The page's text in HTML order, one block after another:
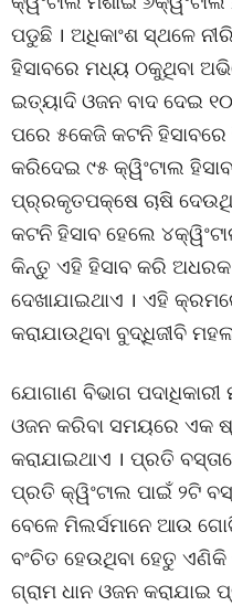
ପଡୁଛି । ଅଧିକାଂଶ ସ୍ଥଳେ
ହିସାବରେ ମଧ୍ୟ ଠକୁଥିବା
ଇତ୍ୟାଦି ଓଜନ ବାଦ ଦେଇ
ପରେ ୫କେଜି କଟନି
କରିଦେଇ ୯୫ କ୍ୱିଂଟାଲ
ପ୍ର୍ରକୃତପକ୍ଷେ ଚାଷି
କଟନି ହିସାବ ହେଲେ
କିନ୍ତୁ ଏହି ହିସାବ କରି
ଦେଖାଯାଇଥାଏ । ଏହି
କରାଯାଉଥିବା ବୁଦ୍ଧିଜୀବି
ଯୋଗାଣ ବିଭାଗ ପଦାଧିକାରୀ
ଓଜନ କରିବା ସମୟରେ ଏକ
କରାଯାଇଥାଏ । ପ୍ରତି
ପ୍ରତି କ୍ୱିଂଟାଲ ପାଇଁ ୨ଟି
ବେଳେ ମିଲର୍ସମାନେ ଆଉ
ବଂଚିତ ହେଉଥିବା ହେତୁ
ଗ୍ରାମ ଧାନ ଓଜନ କରାଯାଇ